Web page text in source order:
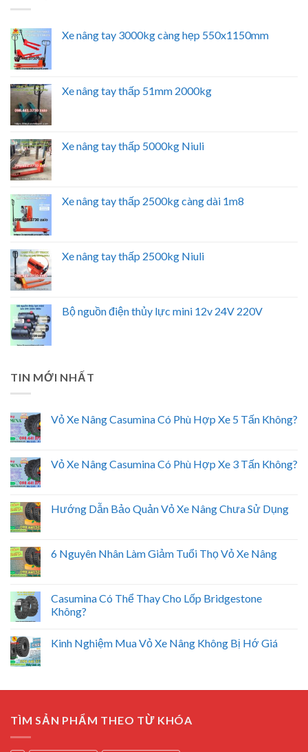
Xe nâng tay 3000kg càng hẹp 550x1150mm
Xe nâng tay thấp 51mm 2000kg
Xe nâng tay thấp 5000kg Niuli
Xe nâng tay thấp 2500kg càng dài 1m8
Xe nâng tay thấp 2500kg Niuli
Bộ nguồn điện thủy lực mini 12v 24V 220V
TIN MỚI NHẤT
Vỏ Xe Nâng Casumina Có Phù Hợp Xe 5 Tấn Không?
Vỏ Xe Nâng Casumina Có Phù Hợp Xe 3 Tấn Không?
Hướng Dẫn Bảo Quản Vỏ Xe Nâng Chưa Sử Dụng
6 Nguyên Nhân Làm Giảm Tuổi Thọ Vỏ Xe Nâng
Casumina Có Thể Thay Cho Lốp Bridgestone
Không?
Kinh Nghiệm Mua Vỏ Xe Nâng Không Bị Hớ Giá
TÌM SẢN PHẨM THEO TỪ KHÓA